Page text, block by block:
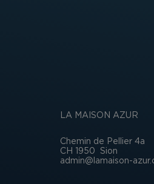
LA MAISON AZUR
Chemin de Pellier 4a
CH 1950
Sion
admin@lamaison-